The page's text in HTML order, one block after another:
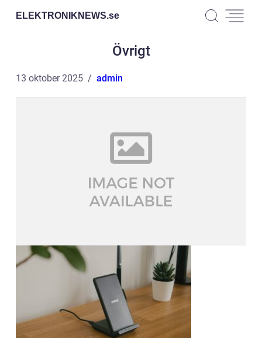
ELEKTRONIKNEWS.se
Övrigt
13 oktober 2025 admin